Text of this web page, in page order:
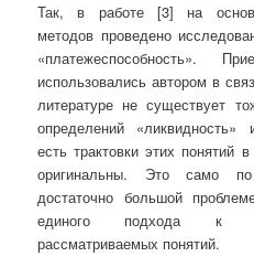
Так, в работе [3] на
методов проведено
«платежеспособность».
использовались автором в
литературе не существует
определений «ликвидность»
есть трактовки этих понятий
оригинальны. Это само
достаточно большой
единого подхода к
рассматриваемых понятий.